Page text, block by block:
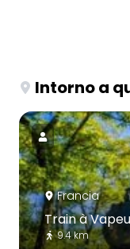
Intorno a
Francia
Train à
9.4 km